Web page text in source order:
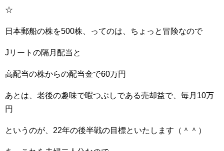
☆
日本郵船の株を500株、ってのは、ちょっと冒険なので
Jリートの隔月配当と
高配当の株からの配当金で60万円
あとは、老後の趣味で暇つぶしである売却益で、毎月10万
円
というのが、22年の後半戦の目標といたします（＾＾）